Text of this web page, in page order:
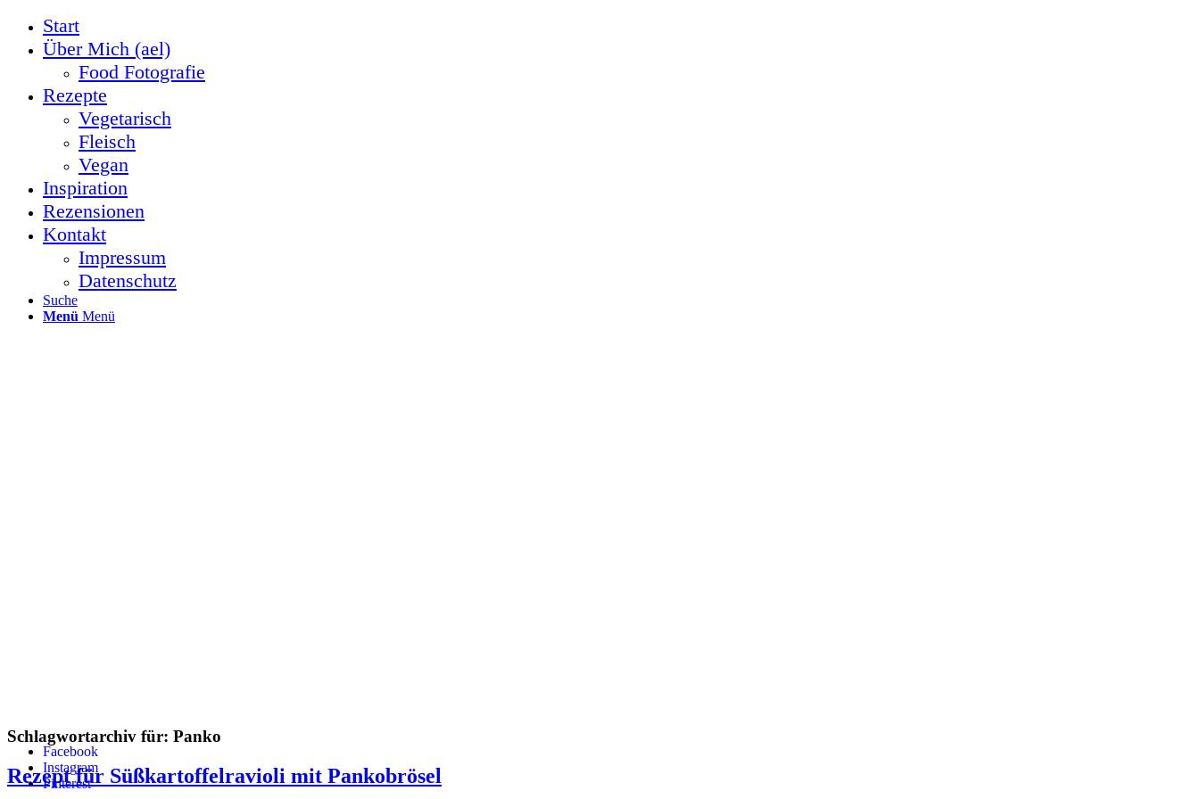
Start
Über Mich (ael)
Food Fotografie
Rezepte
Vegetarisch
Fleisch
Vegan
Inspiration
Rezensionen
Kontakt
Impressum
Datenschutz
Suche
Menü Menü
Facebook
Instagram
Pinterest
Schlagwortarchiv für: Panko
Rezept für Süßkartoffelravioli mit Pankobrösel